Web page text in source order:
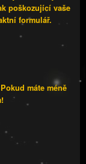
poškozující vaše
formulář.
máte méně